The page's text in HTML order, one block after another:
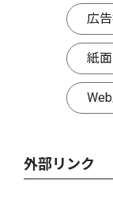
広
紙
外部リンク